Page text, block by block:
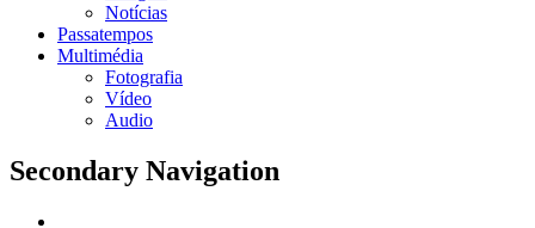
Notícias
Passatempos
Multimédia
Fotografia
Vídeo
Audio
Secondary Navigation